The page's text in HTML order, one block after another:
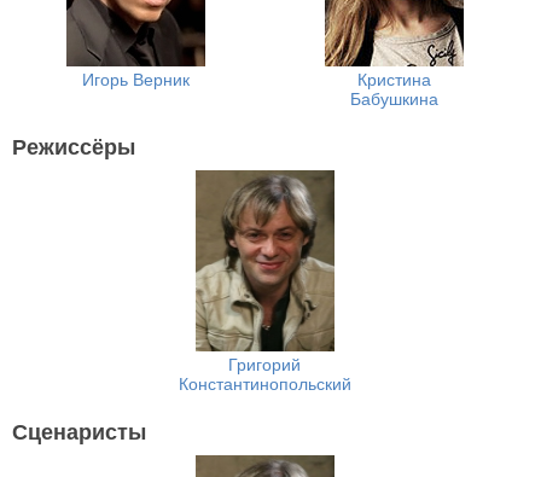
Игорь Верник
Кристина
Бабушкина
Режиссёры
Григорий
Константинопольский
Сценаристы